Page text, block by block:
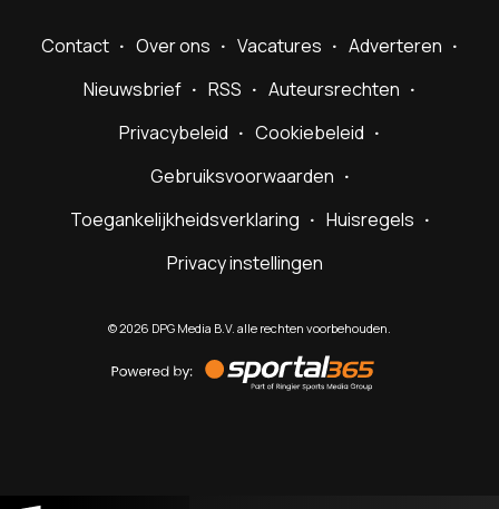
Contact Over ons Vacatures
Adverteren
Nieuwsbrief
RSS
Auteursrechten
Privacybeleid
Cookiebeleid
Gebruiksvoorwaarden
Toegankelijkheidsverklaring
Huisregels
Privacy instellingen
©2026 DPG Media B.V. alle rechten voorbehouden.
by
Sportal365